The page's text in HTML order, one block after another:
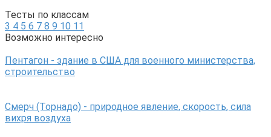
Тесты по классам
3 4 5 6 7 8 9 10 11
Возможно интересно
Пентагон - здание в США для военного министерства,
строительство
Смерч (Торнадо) - природное явление, скорость, сила
вихря воздуха